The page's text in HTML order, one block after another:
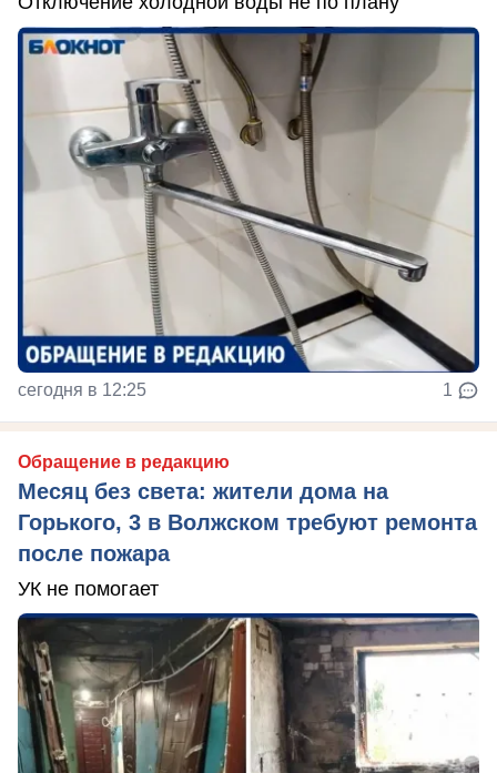
сегодня в 12:25 1
Обращение в редакцию
Месяц без света: жители дома на
Горького, 3 в Волжском требуют ремонта
после пожара
УК не помогает